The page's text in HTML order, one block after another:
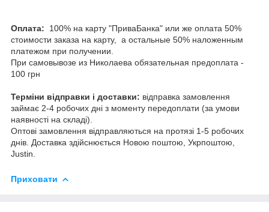
Оплата:
100% на карту "ПриваБанка" или же оплата 50%
стоимости заказа на карту, а остальные 50% наложенным
платежом при получении.
При самовывозе из Николаева обязательная предоплата -
100 грн
Терміни відправки і доставки: відправка замовлення
займає 2-4 робочих дні з моменту передоплати (за умови
наявності на складі).
Оптові замовлення відправляються на протязі 1-5 робочих
днів. Доставка здійснюється Новою поштою, Укрпоштою,
Justin.
Приховати